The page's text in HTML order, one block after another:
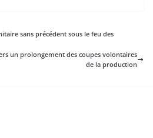
sans précédent sous le feu des
un prolongement des coupes volontaires
de la production